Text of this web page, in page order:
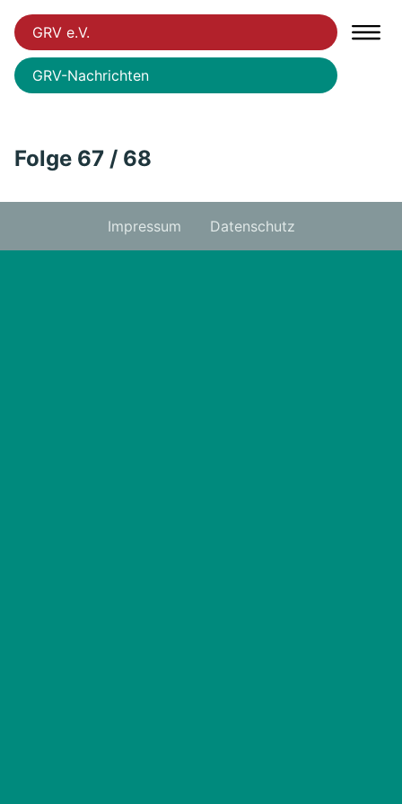
GRV e.V.
GRV-Nachrichten
Folge 67 / 68
Impressum Datenschutz